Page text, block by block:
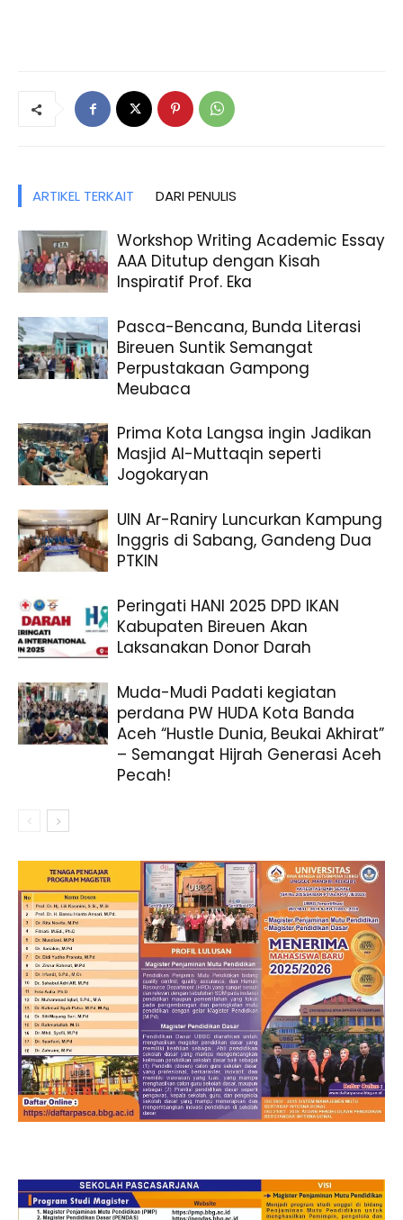
ARTIKEL TERKAIT DARI PENULIS
Workshop Writing Academic Essay
AAA Ditutup dengan Kisah
Inspiratif Prof. Eka
Pasca-Bencana, Bunda Literasi
Bireuen Suntik Semangat
Perpustakaan Gampong
Meubaca
Prima Kota Langsa ingin Jadikan
Masjid Al-Muttaqin seperti
Jogokaryan
UIN Ar-Raniry Luncurkan Kampung
Inggris di Sabang, Gandeng Dua
PTKIN
Peringati HANI 2025 DPD IKAN
Kabupaten Bireuen Akan
Laksanakan Donor Darah
Muda-Mudi Padati kegiatan
perdana PW HUDA Kota Banda
Aceh “Hustle Dunia, Beukai Akhirat”
– Semangat Hijrah Generasi Aceh
Pecah!